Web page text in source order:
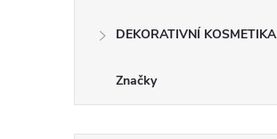
DEKORATIVNÍ KOSMETIKA
Značky